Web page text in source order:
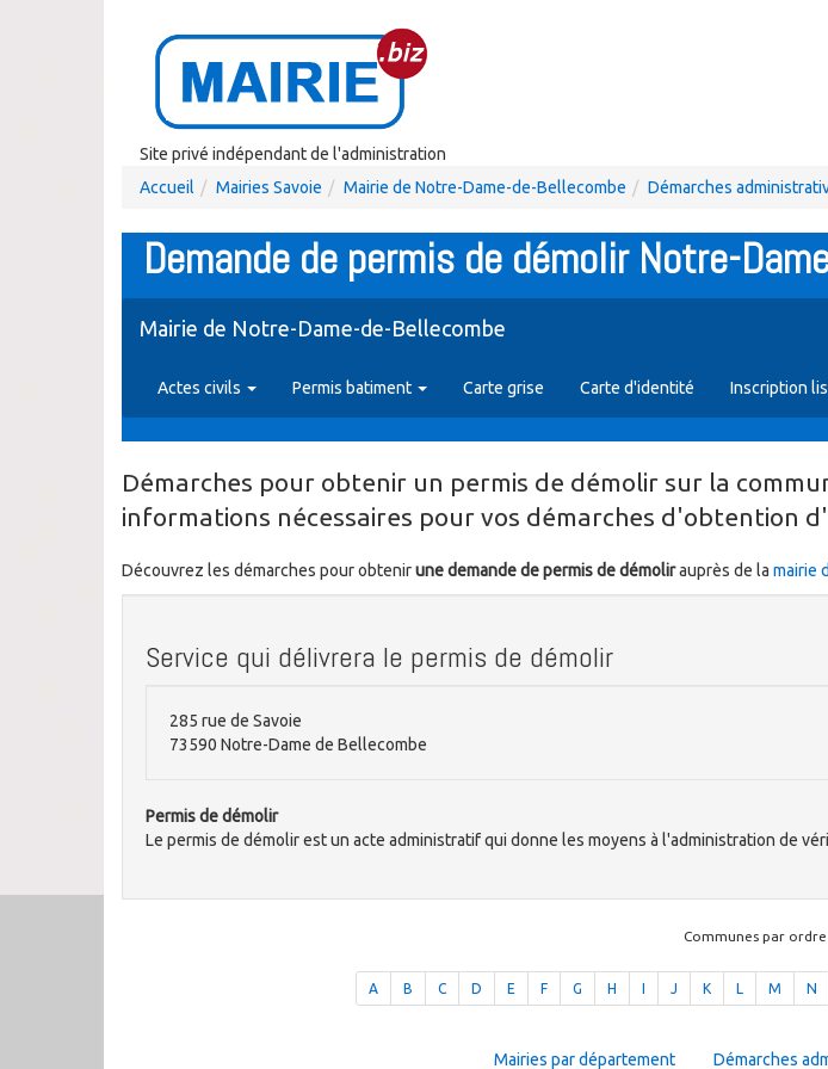
Site privé indépendant de l'administration
Accueil
Mairies Savoie Mairie de Notre-Dame-de-Bellecombe Démarches
Demande de permis de démolir Notre-
Mairie de Notre-Dame-de-Bellecombe
Actes civils Permis batiment Carte grise Carte d'identité Inscription
Démarches pour obtenir un permis de démolir sur la
informations nécessaires pour vos démarches d'obtention
Découvrez les démarches pour obtenirune demande de permis de démolirauprès de la mairie
Service qui délivrera le permis de démolir
285 rue de Savoie
73590 Notre-Dame de Bellecombe
Permis de démolir
Le permis de démolir est un acte administratif qui donne les moyens à l'administration de
Communes par
A B C D E F G H I J K L M N
Mairies par département Démarches